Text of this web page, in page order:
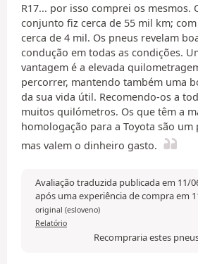
R17... por isso comprei os mesmos.
conjunto fiz cerca de 55 mil km;
cerca de 4 mil. Os pneus revelam
condução em todas as condições.
vantagem é a elevada
percorrer, mantendo também uma
da sua vida útil. Recomendo-os a
muitos quilómetros. Os que têm a
homologação para a Toyota são um
mas valem o dinheiro gasto.
Avaliação traduzida publicada em 11/
após uma experiência de compra em
original (esloveno)
Relatório
Recompraria estes